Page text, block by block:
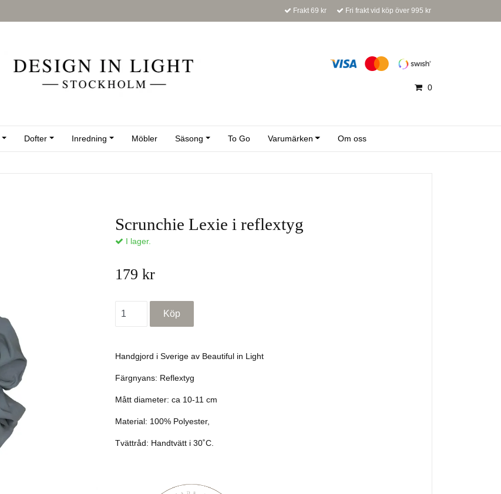
Frakt 69 kr Fri frakt vid köp över 995 kr
0
Dofter Inredning Möbler Säsong To Go Varumärken Om oss
Scrunchie Lexie i reflextyg
I lager.
179 kr
Handgjord i Sverige av Beautiful in Light
Färgnyans: Reflextyg
Mått diameter: ca 10-11 cm
Material: 100% Polyester,
Tvättråd: Handtvätt i 30˚C.